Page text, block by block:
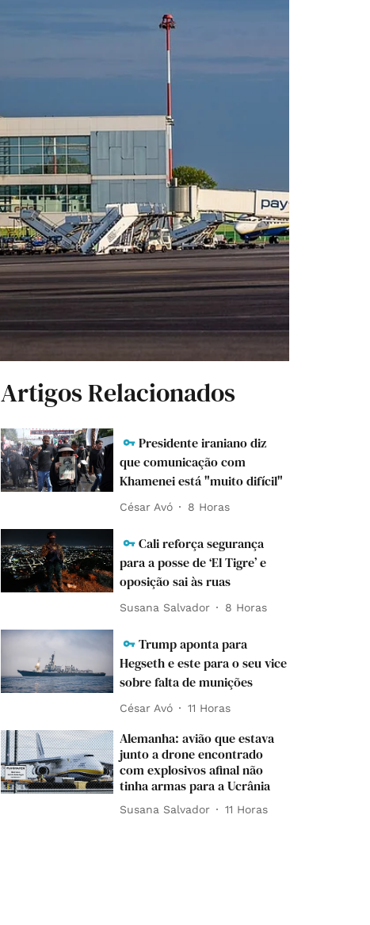
Artigos Relacionados
Presidente iraniano diz
que comunicação com
Khamenei está "muito difícil"
César Avó 8 Horas
Cali reforça segurança
para a posse de ‘El Tigre’ e
oposição sai às ruas
Susana Salvador 8 Horas
Trump aponta para
Hegseth e este para o seu vice
sobre falta de munições
César Avó 11 Horas
Alemanha: avião que estava
junto a drone encontrado
com explosivos afinal não
tinha armas para a Ucrânia
Susana Salvador 11 Horas